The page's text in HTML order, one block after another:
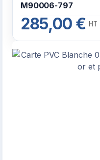
M90006-797
285,00 € HT